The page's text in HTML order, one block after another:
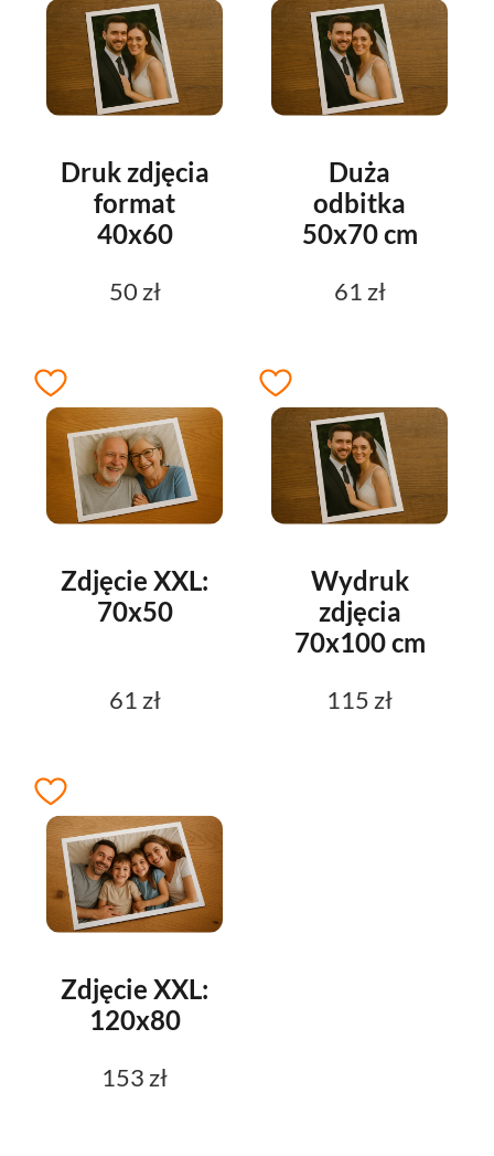
Druk zdjęcia
format
40x60
50 zł
Duża
odbitka
50x70 cm
61 zł
Zdjęcie XXL:
70x50
61 zł
Wydruk
zdjęcia
70x100 cm
115 zł
Zdjęcie XXL:
120x80
153 zł